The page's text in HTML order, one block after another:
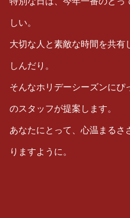
しい。
大切な人と素敵な時間を共有
しんだり。
そんなホリデーシーズンに
のスタッフが提案します。
あなたにとって、心温まるさ
りますように。